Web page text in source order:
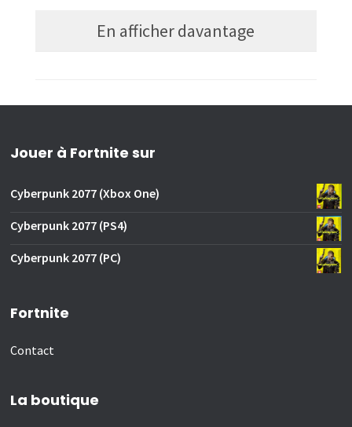
En afficher davantage
Jouer à Fortnite sur
Cyberpunk 2077 (Xbox One)
Cyberpunk 2077 (PS4)
Cyberpunk 2077 (PC)
Fortnite
Contact
La boutique